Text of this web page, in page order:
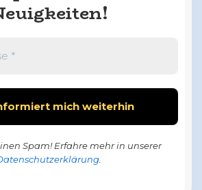
Spam! Erfahre mehr in unserer
.